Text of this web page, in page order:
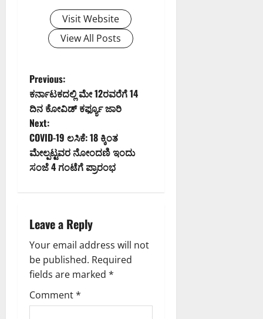
Visit Website
View All Posts
P
o
s
t
v
i
g
a
Previous:
ಕರ್ನಾಟಕದಲ್ಲಿ ಮೇ 12ರವರೆಗೆ 14
ದಿನ ಕೋವಿಡ್ ಕರ್ಫ್ಯೂ ಜಾರಿ
Next:
COVID-19 ಲಸಿಕೆ: 18 ಕ್ಕಿಂತ
ಮೇಲ್ಪಟ್ಟವರ ನೋಂದಣಿ ಇಂದು
ಸಂಜೆ 4 ಗಂಟೆಗೆ ಪ್ರಾರಂಭ
Leave a Reply
Your email address will not
be published. Required
fields are marked *
Comment*